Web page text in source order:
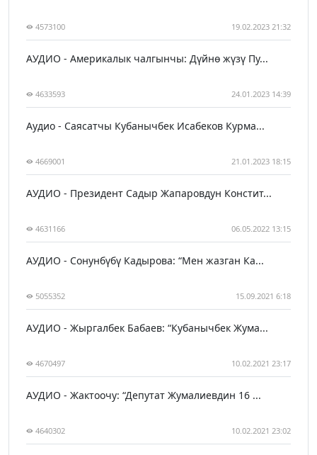
4573100 19.02.2023 21:32
АУДИО - Америкалык чалгынчы: Дүйнө жүзү Пу...
4633593 24.01.2023 14:39
Аудио - Саясатчы Кубанычбек Исабеков Курма...
4669001 21.01.2023 18:15
АУДИО - Президент Садыр Жапаровдун Констит...
4631166 06.05.2022 13:15
АУДИО - Сонунбүбү Кадырова: “Мен жазган Ка...
5055352 15.09.2021 6:18
АУДИО - Жыргалбек Бабаев: “Кубанычбек Жума...
4670497 10.02.2021 23:17
АУДИО - Жактоочу: “Депутат Жумалиевдин 16 ...
4640302 10.02.2021 23:02